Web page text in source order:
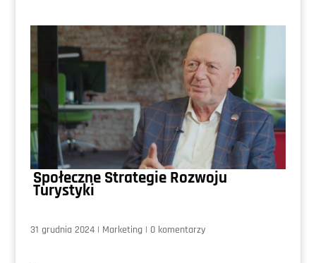
Społeczne Strategie Rozwoju
Turystyki
31 grudnia 2024| Marketing| 0 komentarzy